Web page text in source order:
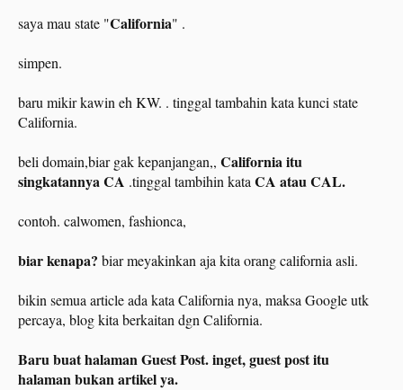
saya mau state "California" .
simpen.
baru mikir kawin eh KW. . tinggal tambahin kata kunci state
California.
beli domain,biar gak kepanjangan,, California itu
singkatannya CA .tinggal tambihin kata CA atau CAL.
contoh. calwomen, fashionca,
biar kenapa? biar meyakinkan aja kita orang california asli.
bikin semua article ada kata California nya, maksa Google utk
percaya, blog kita berkaitan dgn California.
Baru buat halaman Guest Post. inget, guest post itu
halaman bukan artikel ya.